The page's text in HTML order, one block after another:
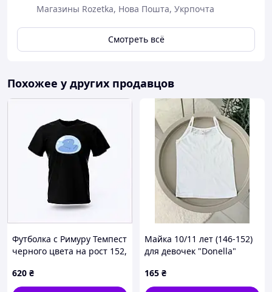
Магазины Rozetka, Нова Пошта, Укрпочта
Смотреть всё
Похожее у других продавцов
Футболка с Римуру Темпест
черного цвета на рост 152,
620 ₴
Майка 10/11 лет (146-152)
для девочек "Donella"
165 ₴